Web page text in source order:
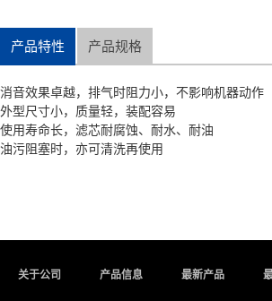
产品特性 产品规格
消音效果卓越，排气时阻力小，不影响机器动作
外型尺寸小，质量轻，装配容易
使用寿命长，滤芯耐腐蚀、耐水、耐油
​油污阻塞时，亦可清洗再使用
关于公司 产品信息 最新产品